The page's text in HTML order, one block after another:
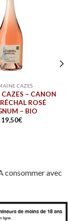
CAZES
– CANON
ROSÉ
– BIO
19,50€
consommer avec